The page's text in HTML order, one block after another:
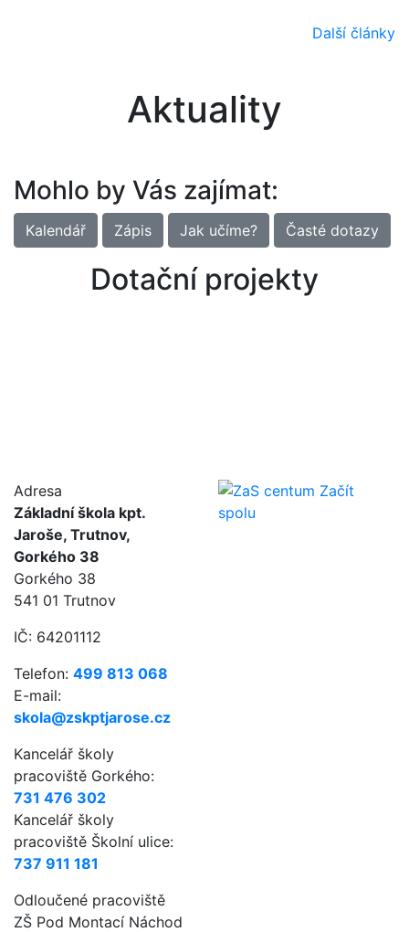
Další články
Aktuality
Mohlo by Vás zajímat:
Kalendář Zápis Jak učíme? Časté dotazy
Dotační projekty
Adresa
Základní škola kpt.
Jaroše, Trutnov,
Gorkého 38
Gorkého 38
541 01 Trutnov
IČ: 64201112
Telefon: 499 813 068
E-mail:
skola@zskptjarose.cz
Kancelář školy
pracoviště Gorkého:
731 476 302
Kancelář školy
pracoviště Školní ulice:
737 911 181
Odloučené pracoviště
ZŠ Pod Montací Náchod